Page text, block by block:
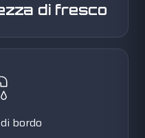
di fresco
bordo